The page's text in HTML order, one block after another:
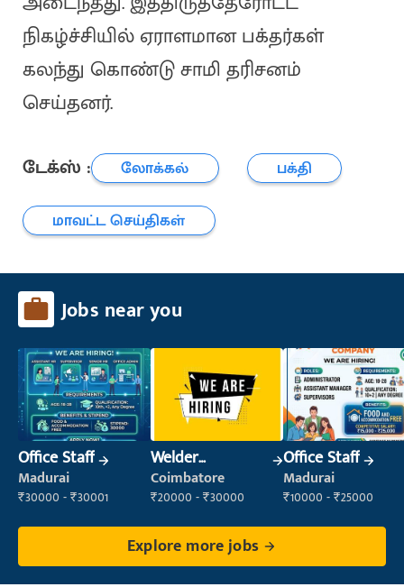
நிகழ்ச்சியில் ஏராளமான பக்தர்கள்
கலந்து கொண்டு சாமி தரிசனம்
செய்தனர்.
டேக்ஸ் : லோக்கல்
பக்தி
மாவட்ட செய்திகள்
Jobs near you
Office Staff
Madurai
₹30000 - ₹30001
Welder
(Fabrication)
Coimbatore
₹20000 - ₹30000
Office Staff
Madurai
₹10000 - ₹25000
Explore more jobs